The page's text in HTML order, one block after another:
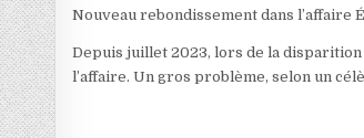
Nouveau rebondissement dans l’affaire
Depuis juillet 2023, lors de la
l’affaire. Un gros problème, selon un